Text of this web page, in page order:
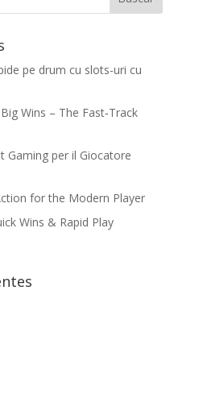
pe drum cu slots-uri cu
Wins – The Fast‑Track
Gaming per il Giocatore
for the Modern Player
Wins & Rapid Play